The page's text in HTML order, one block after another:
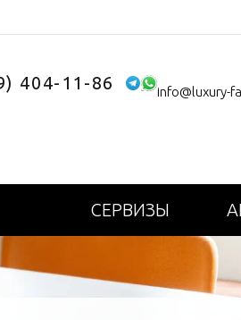
404-11-86 info@luxury-
СЕРВИЗЫ